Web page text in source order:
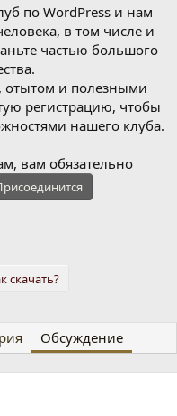
по WordPress и нам
в том числе и
частью большого
и полезными
регистрацию, чтобы
нашего клуба.
вам обязательно
скачать?
Обсуждение